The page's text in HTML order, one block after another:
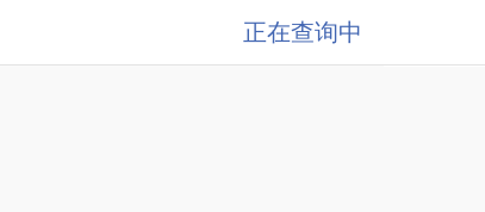
正在查询中